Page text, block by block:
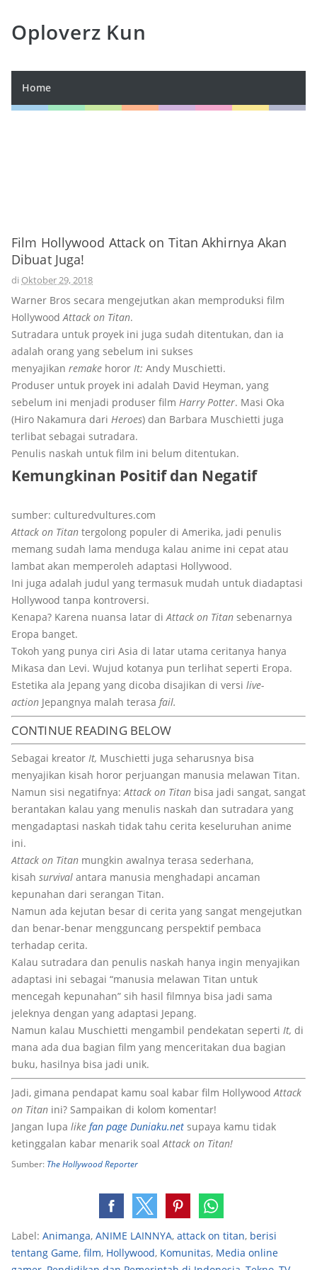
Oploverz Kun
Home
Film Hollywood Attack on Titan Akhirnya Akan
Dibuat Juga!
di Oktober 29, 2018
Warner Bros secara mengejutkan akan memproduksi film
Hollywood Attack on Titan.
Sutradara untuk proyek ini juga sudah ditentukan, dan ia
adalah orang yang sebelum ini sukses
menyajikan remake horor It: Andy Muschietti.
Produser untuk proyek ini adalah David Heyman, yang
sebelum ini menjadi produser film Harry Potter. Masi Oka
(Hiro Nakamura dari Heroes) dan Barbara Muschietti juga
terlibat sebagai sutradara.
Penulis naskah untuk film ini belum ditentukan.
Kemungkinan Positif dan Negatif
sumber: culturedvultures.com
Attack on Titan tergolong populer di Amerika, jadi penulis
memang sudah lama menduga kalau anime ini cepat atau
lambat akan memperoleh adaptasi Hollywood.
Ini juga adalah judul yang termasuk mudah untuk diadaptasi
Hollywood tanpa kontroversi.
Kenapa? Karena nuansa latar di Attack on Titan sebenarnya
Eropa banget.
Tokoh yang punya ciri Asia di latar utama ceritanya hanya
Mikasa dan Levi. Wujud kotanya pun terlihat seperti Eropa.
Estetika ala Jepang yang dicoba disajikan di versi live-
action Jepangnya malah terasa fail.
CONTINUE READING BELOW
Sebagai kreator It, Muschietti juga seharusnya bisa
menyajikan kisah horor perjuangan manusia melawan Titan.
Namun sisi negatifnya: Attack on Titan bisa jadi sangat, sangat
berantakan kalau yang menulis naskah dan sutradara yang
mengadaptasi naskah tidak tahu cerita keseluruhan anime
ini.
Attack on Titan mungkin awalnya terasa sederhana,
kisah survival antara manusia menghadapi ancaman
kepunahan dari serangan Titan.
Namun ada kejutan besar di cerita yang sangat mengejutkan
dan benar-benar mengguncang perspektif pembaca
terhadap cerita.
Kalau sutradara dan penulis naskah hanya ingin menyajikan
adaptasi ini sebagai “manusia melawan Titan untuk
mencegah kepunahan” sih hasil filmnya bisa jadi sama
jeleknya dengan yang adaptasi Jepang.
Namun kalau Muschietti mengambil pendekatan seperti It, di
mana ada dua bagian film yang menceritakan dua bagian
buku, hasilnya bisa jadi unik.
Jadi, gimana pendapat kamu soal kabar film Hollywood Attack
on Titan ini? Sampaikan di kolom komentar!
Jangan lupa like fan page Duniaku.net supaya kamu tidak
ketinggalan kabar menarik soal Attack on Titan!
Sumber: The Hollywood Reporter
Label: Animanga, ANIME LAINNYA, attack on titan, berisi
tentang Game, film, Hollywood, Komunitas, Media online